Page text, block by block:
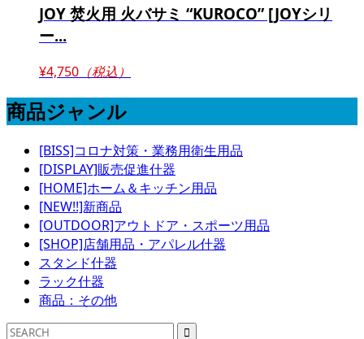
JOY 焚火用 火バサミ “KUROCO” [JOYシリ
ー...
¥4,750 （税込）
商品ジャンル
[BISS]コロナ対策・業務用衛生用品
[DISPLAY]販売促進什器
[HOME]ホーム＆キッチン用品
[NEW!!]新商品
[OUTDOOR]アウトドア・スポーツ用品
[SHOP]店舗用品・アパレル什器
スタンド什器
ラック什器
商品：その他